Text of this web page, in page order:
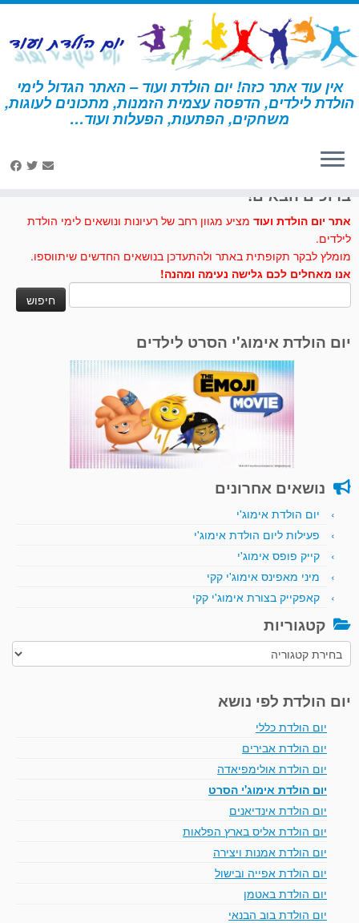
דלג
לתוכן
אין עוד אתר כזה! יום הולדת ועוד – האתר הגדול לימי
הולדת לילדים, הדפסה עצמית הזמנות, מתכונים לעוגות,
משחקים, הפתעות, הפעלות ועוד… דף הבית » הזמנות ליום הולדת » הזמנות כדורסל
ברוכים הבאים!
אתר יום הולדת ועוד מציע מגוון רחב של רעיונות ונושאים לימי הולדת
לילדים.
מומלץ לבקר תקופתית באתר ולהתעדכן בנושאים החדשים שיתווספו.
אנו מאחלים לכם גלישה נעימה ומהנה!
יום הולדת אימוג'י הסרט לילדים
נושאים אחרונים
יום הולדת אימוג'י
פעילות ליום הולדת אימוג'י
קייק פופס אימוג'י
מיני מאפינס אימוג'י קקי
קאפקייק בצורת אימוג'י קקי
קטגוריות
קטגוריות
יום הולדת לפי נושא
יום הולדת כללי
יום הולדת אבירים
יום הולדת אולימפיאדה
יום הולדת אימוג'י הסרט
יום הולדת אינדיאנים
יום הולדת אליס בארץ הפלאות
יום הולדת אמנות ויצירה
יום הולדת אפייה ובישול
יום הולדת באטמן
יום הולדת בוב הבנאי